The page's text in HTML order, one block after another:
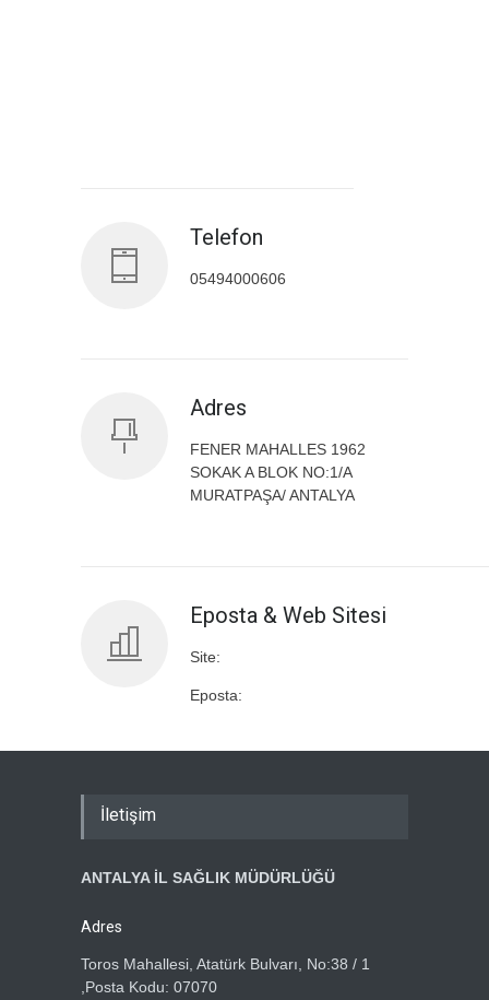
Telefon
05494000606
Adres
FENER MAHALLES 1962
SOKAK A BLOK NO:1/A
MURATPAŞA/ ANTALYA
Eposta & Web Sitesi
Site:
Eposta:
İletişim
ANTALYA İL SAĞLIK MÜDÜRLÜĞÜ
Adres
Toros Mahallesi, Atatürk Bulvarı, No:38 / 1
,Posta Kodu: 07070